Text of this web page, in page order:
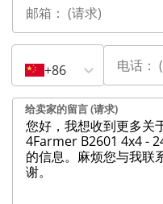
+86
给卖家的留言 (请求)